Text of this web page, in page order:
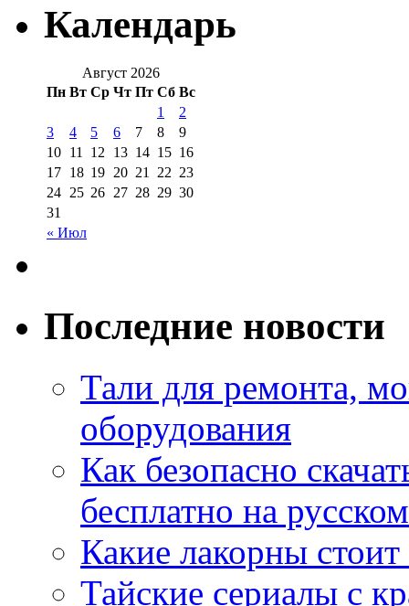
Календарь
Август 2026
Пн Вт Ср Чт Пт Сб Вс
« Июл
1
2
3
4 5 6 7 8
9
10 11 12 13 14 15 16
17 18 19 20 21 22 23
24 25 26 27 28 29 30
31
Последние новости
Тали для ремонта,
оборудования
Как безопасно
бесплатно на
Какие лакорны
Тайские сериалы с